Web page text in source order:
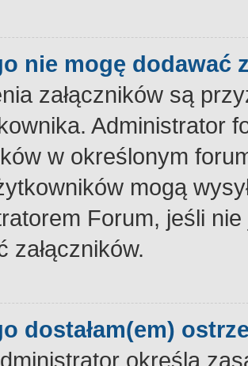
nie mogę dodawać
załączników są
Administrator
w określonym
mogą
Forum, jeśli
załączników.
dostałam(em)
określa